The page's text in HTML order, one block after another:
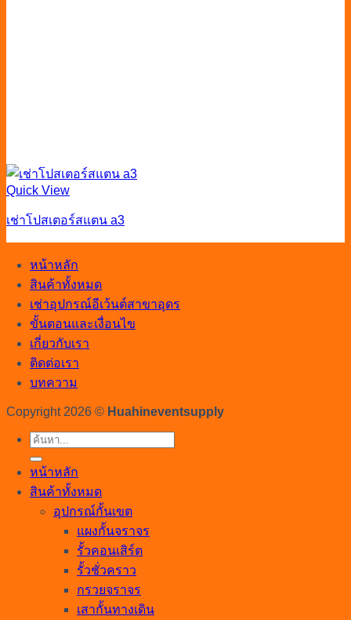
Quick View
เช่าโปสเตอร์สแตน a3
หน้าหลัก
สินค้าทั้งหมด
เช่าอุปกรณ์อีเว้นต์สาขาอุดร
ขั้นตอนและเงื่อนไข
เกี่ยวกับเรา
ติดต่อเรา
บทความ
Copyright 2026 © Huahineventsupply
ค้นหา:
หน้าหลัก
สินค้าทั้งหมด
อุปกรณ์กั้นเขต
แผงกั้นจราจร
รั้วคอนเสิร์ต
รั้วชั่วคราว
กรวยจราจร
เสากั้นทางเดิน